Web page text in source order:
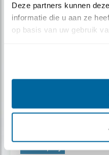
Deze partners kunnen
informatie die u aan ze
op basis van uw gebruik